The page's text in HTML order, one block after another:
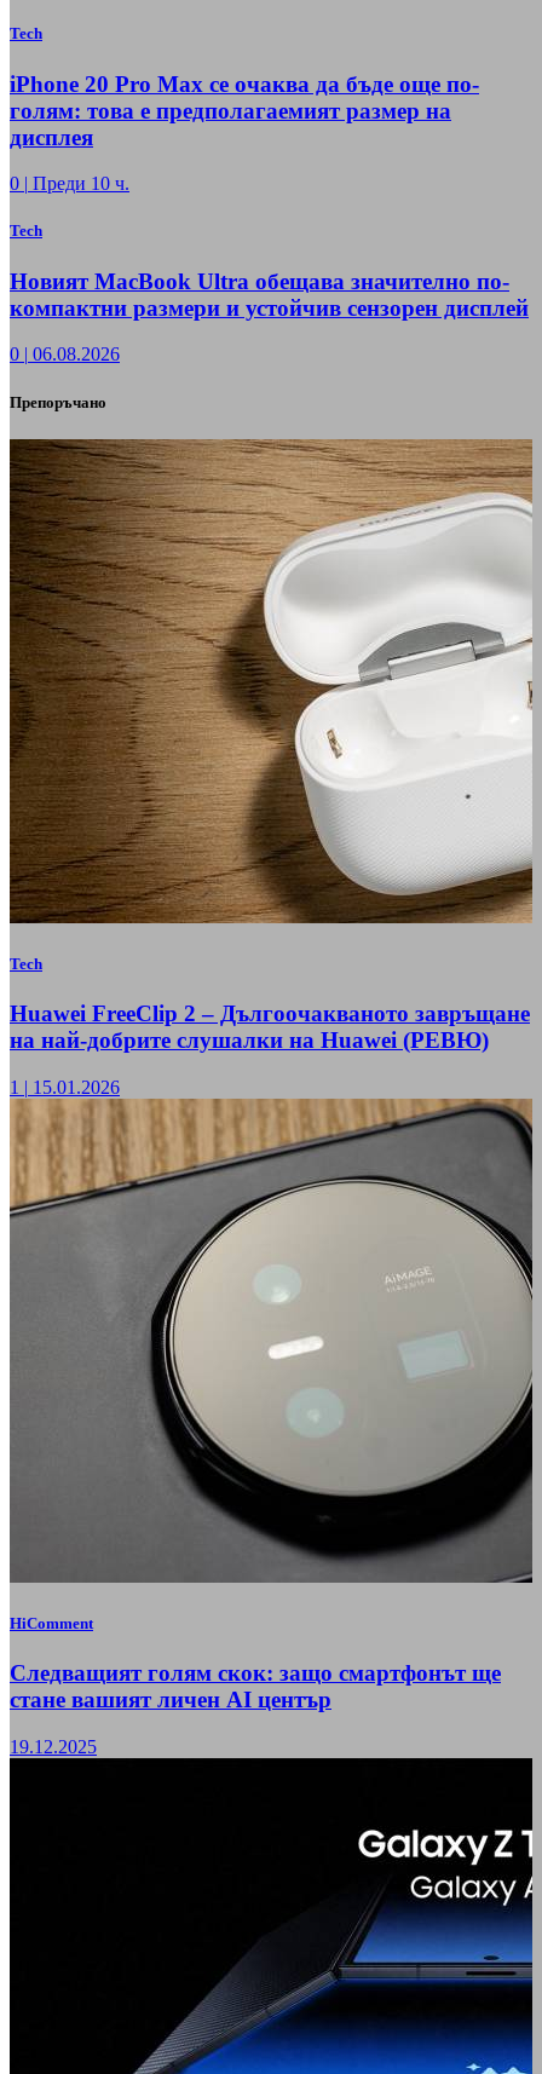
Tech
iPhone 20 Pro Max се очаква да бъде още по-
голям: това е предполагаемият размер на
дисплея
0 | Преди 10 ч.
Tech
Новият MacBook Ultra обещава значително по-
компактни размери и устойчив сензорен дисплей
0 | 06.08.2026
Препоръчано
Tech
Huawei FreeClip 2 – Дългоочакваното завръщане
на най-добрите слушалки на Huawei (РЕВЮ)
1 | 15.01.2026
HiComment
Следващият голям скок: защо смартфонът ще
стане вашият личен AI център
19.12.2025